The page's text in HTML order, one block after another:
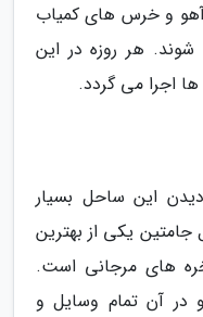
آهو و خرس های کمیاب
هر روزه در این
اجرا می گردد.
این ساحل بسیار
یکی از بهترین
های مرجانی است.
است و در آن تمام وسایل و